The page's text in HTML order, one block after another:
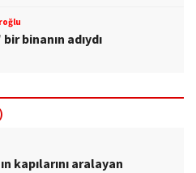
bir binanın adıydı
kapılarını aralayan